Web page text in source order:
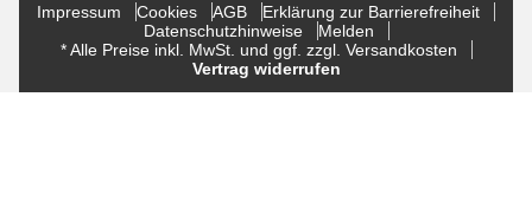
Impressum Cookies AGB
Erklärung zur Barrierefreiheit
Datenschutzhinweise
Melden
* Alle Preise inkl. MwSt. und ggf. zzgl. Versandkosten
Vertrag widerrufen